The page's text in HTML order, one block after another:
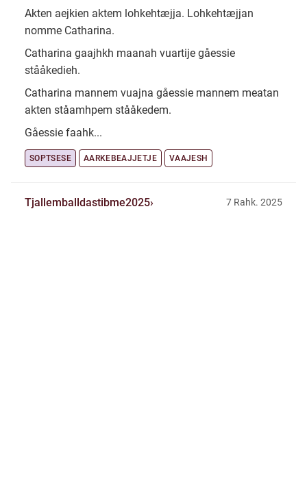
Akten aejkien aktem lohkehtæjja. Lohkehtæjjan
nomme Catharina.
Catharina gaajhkh maanah vuartije gåessie
stååkedieh.
Catharina mannem vuajna gåessie mannem meatan
akten ståamhpem stååkedem.
Gåessie faahk...
SOPTSESE AARKEBEAJJETJE VAAJESH
Tjallemballdastibme2025 7 Rahk. 2025